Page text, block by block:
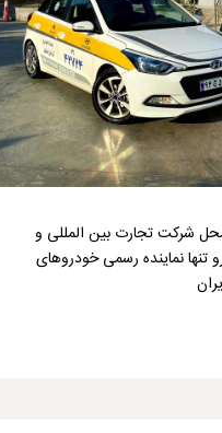
شرکت تجارت بین المللی و
تنها نماینده رسمی خودروهای